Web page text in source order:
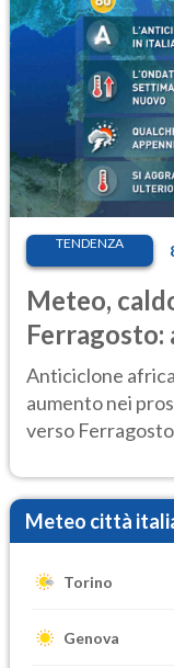
TENDENZA
Meteo,
ancora
Anticiclone
aumento nei
verso
Meteo città
Torino
Genova